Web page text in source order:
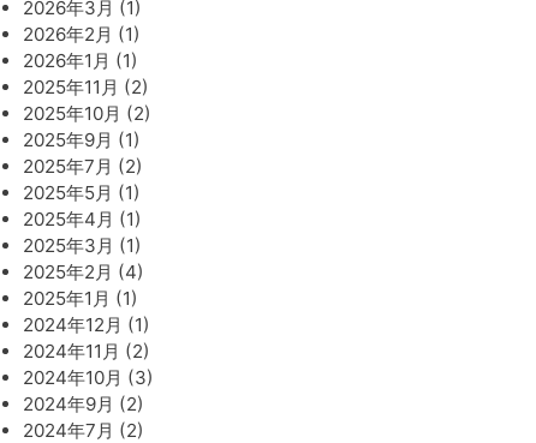
2026年3月 (1)
2026年2月 (1)
2026年1月 (1)
2025年11月 (2)
2025年10月 (2)
2025年9月 (1)
2025年7月 (2)
2025年5月 (1)
2025年4月 (1)
2025年3月 (1)
2025年2月 (4)
2025年1月 (1)
2024年12月 (1)
2024年11月 (2)
2024年10月 (3)
2024年9月 (2)
2024年7月 (2)